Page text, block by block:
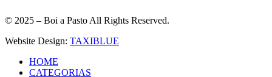
© 2025 – Boi a Pasto All Rights Reserved.
Website Design: TAXIBLUE
HOME
CATEGORIAS